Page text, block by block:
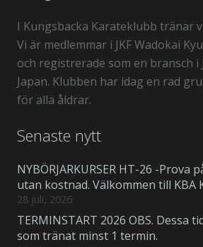
I Kungsbacka Karateklubb tränar
Vi är medlemmar i JKF Wadokai
och registrerade som en bransch i
Japan. Klubben har idag en rad
för alla åldrar.
Senaste nytt
NYBÖRJARKURSER HT-26 -Prova
utan kostnad. Välkommen till KBA
28 juli, 2026
TERMINSTART 2026 OBS. Dessa
som tränat minst 1 termin.